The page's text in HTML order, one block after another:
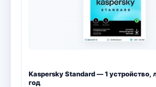
PRO32
Kaspersky Standard — 1 устройство,
год